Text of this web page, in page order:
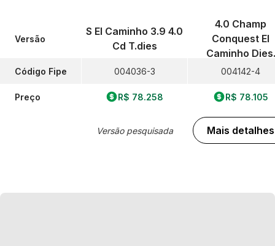
Versão
Código Fipe
Preço
S El Caminho 3.9 4.0
Cd T.dies
004036-3
R$ 78.258
Versão pesquisada
4.0 Champ
Conquest El
Caminho Dies.
004142-4
R$ 78.105
Mais detalhes